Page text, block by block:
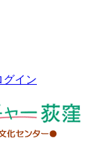
グイン